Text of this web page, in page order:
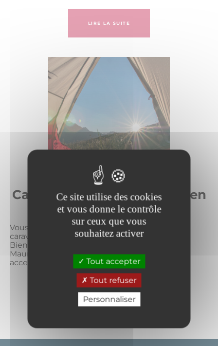
Ce site utilise des cookies
et vous donne le contrôle
sur ceux que vous
souhaitez activer
Tout accepter
Tout refuser
Personnaliser
LIRE LA SUITE
Campings et caravaneiges en
Haute Maurienne
Vous souhaitez poser votre tente ou votre
caravane dans un cadre naturel privilégié ?
Bienvenue dans les campings de Haute
Maurienne Vanoise ! Des campings bien sûr
accessibles l’été mais...